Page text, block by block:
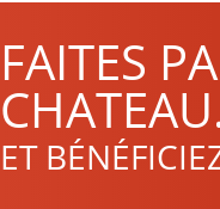
FAITES
ET